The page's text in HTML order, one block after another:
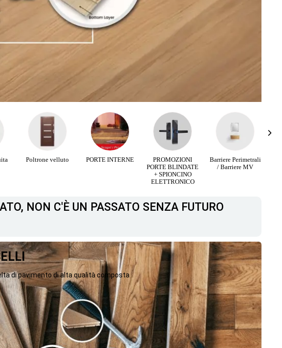
PORTE INTERNE
PROMOZIONI
Barriere Perimetrali
/ Barriere MV
Infissi Aluminio e
Legno
NON C'È UN PASSATO SENZA FUTURO
di pavimento di alta qualità composta